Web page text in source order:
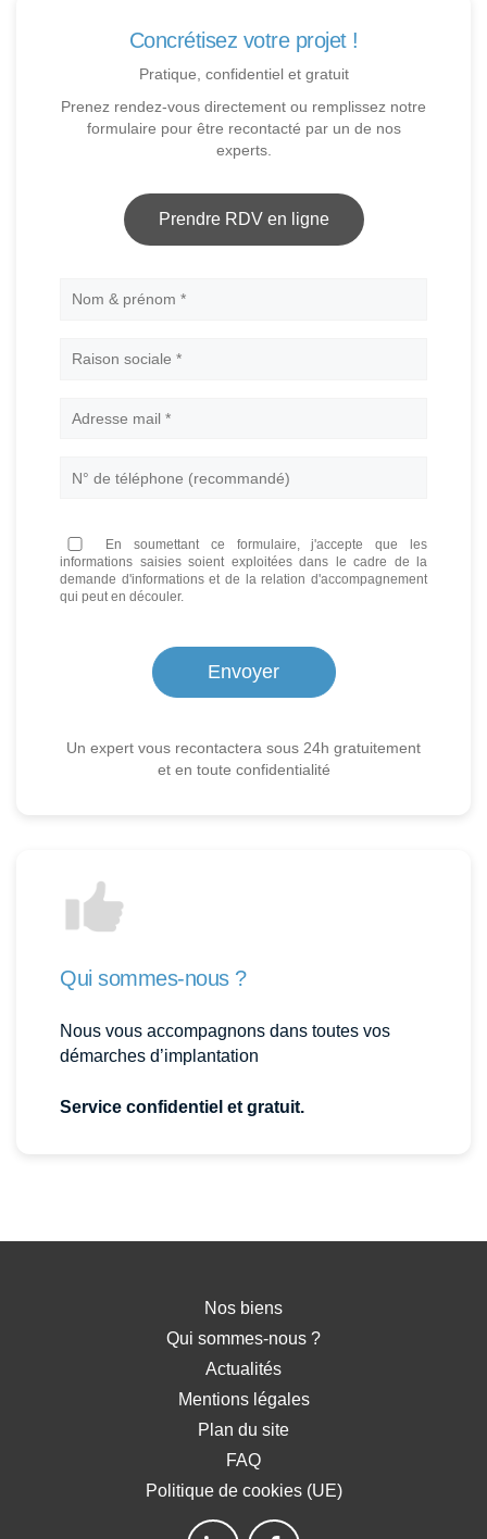
Concrétisez votre projet !
Pratique, confidentiel et gratuit
Prenez rendez-vous directement ou remplissez notre
formulaire pour être recontacté par un de nos
experts.
Prendre RDV en ligne
Nom
En soumettant ce formulaire, j'accepte que les
informations saisies soient exploitées dans le cadre de la
demande d'informations et de la relation d'accompagnement
qui peut en découler.
Un expert vous recontactera sous 24h gratuitement
et en toute confidentialité
Qui sommes-nous ?
Nous vous accompagnons dans toutes vos
démarches d’implantation
Service confidentiel et gratuit.
Nos biens
Qui sommes-nous ?
Actualités
Mentions légales
Plan du site
FAQ
Politique de cookies (UE)